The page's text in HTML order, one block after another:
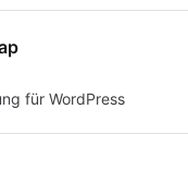
für WordPress